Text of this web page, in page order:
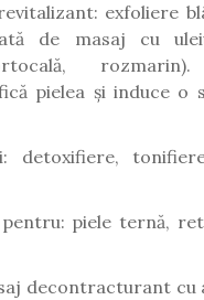
exfoliere
de masaj cu
rozmarin).
pielea și induce o
detoxifiere,
piele ternă,
decontracturant cu